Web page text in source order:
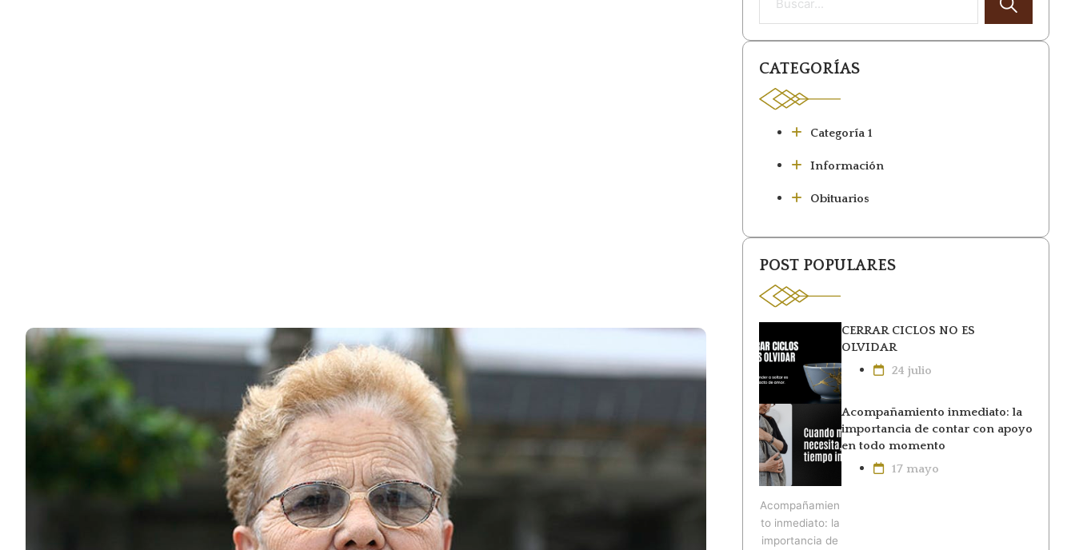
Buscar
CATEGORÍAS
Categoría 1
Información
Obituarios
POST POPULARES
CERRAR CICLOS NO ES
OLVIDAR
24 julio
Acompañamien
to inmediato: la
importancia de
Acompañamiento inmediato: la
importancia de contar con apoyo
en todo momento
17 mayo